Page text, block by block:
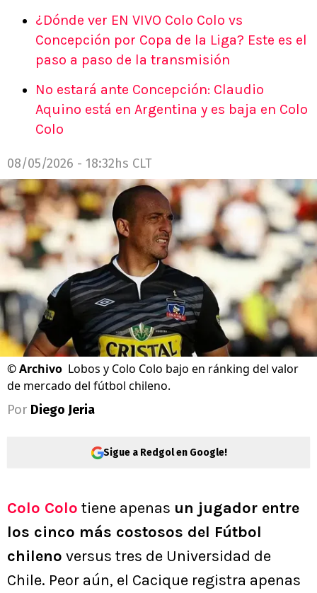
¿Dónde ver EN VIVO Colo Colo vs
Concepción por Copa de la Liga? Este es el
paso a paso de la transmisión
No estará ante Concepción: Claudio
Aquino está en Argentina y es baja en Colo
Colo
08/05/2026 - 18:32hs CLT
©Archivo Lobos y Colo Colo bajo en ránking del valor
de mercado del fútbol chileno.
Por Diego Jeria
Sigue a Redgol en Google!
Colo Colo tiene apenas un jugador entre
los cinco más costosos del Fútbol
chileno versus tres de Universidad de
Chile. Peor aún, el Cacique registra apenas